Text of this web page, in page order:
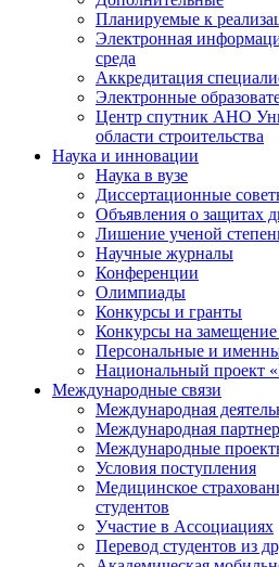
Планируемые к
Электронная
среда
Аккредитация
Электронные
Центр спутник АНО
области строительства
Наука и инновации
Наука в вузе
Диссертационные
Объявления о защитах
Лишение ученой
Научные журналы
Конференции
Олимпиады
Конкурсы и гранты
Конкурсы на
Персональные и
Национальный проект
Международные связи
Международная
Международная
Международные
Условия поступления
Медицинское
студентов
Участие в Ассоциациях
Перевод студентов из